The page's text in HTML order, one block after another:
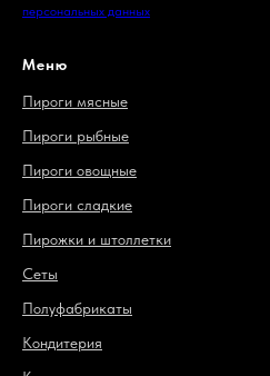
персональных данных
Меню
Пироги мясные
Пироги рыбные
Пироги овощные
Пироги сладкие
Пирожки и штоллетки
Сеты
Полуфабрикаты
Кондитерия